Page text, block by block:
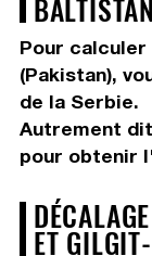
Pour
(Pakistan),
de la Serbie.
Autrement
pour obtenir
ET